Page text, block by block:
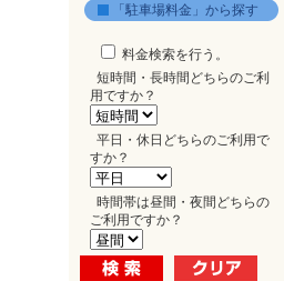
「駐車場料金」から探す
料金検索を行う。
短時間・長時間どちらのご利
用ですか？
平日・休日どちらのご利用で
すか？
時間帯は昼間・夜間どちらの
ご利用ですか？